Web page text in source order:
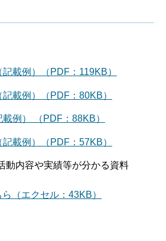
記載例）（PDF：119KB）
記載例）（PDF：80KB）
載例） （PDF：88KB）
記載例）（PDF：57KB）
動内容や実績等が分かる資料
ら（エクセル：43KB）